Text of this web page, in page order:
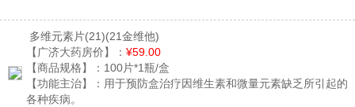
多维元素片(21)(21金维他)
【广济大药房价】： ¥59.00
【商品规格】： 100片*1瓶/盒
【功能主治】： 用于预防盒治疗因维生素和微量元素缺乏所引起的
各种疾病。